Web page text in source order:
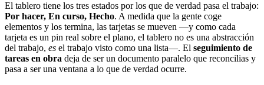
El tablero tiene los tres estados por los que de verdad pasa el trabajo:
Por hacer, En curso, Hecho. A medida que la gente coge
elementos y los termina, las tarjetas se mueven —y como cada
tarjeta es un pin real sobre el plano, el tablero no es una abstracción
del trabajo, es el trabajo visto como una lista—. El seguimiento de
tareas en obra deja de ser un documento paralelo que reconcilias y
pasa a ser una ventana a lo que de verdad ocurre.